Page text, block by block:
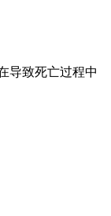
导致死亡过程中